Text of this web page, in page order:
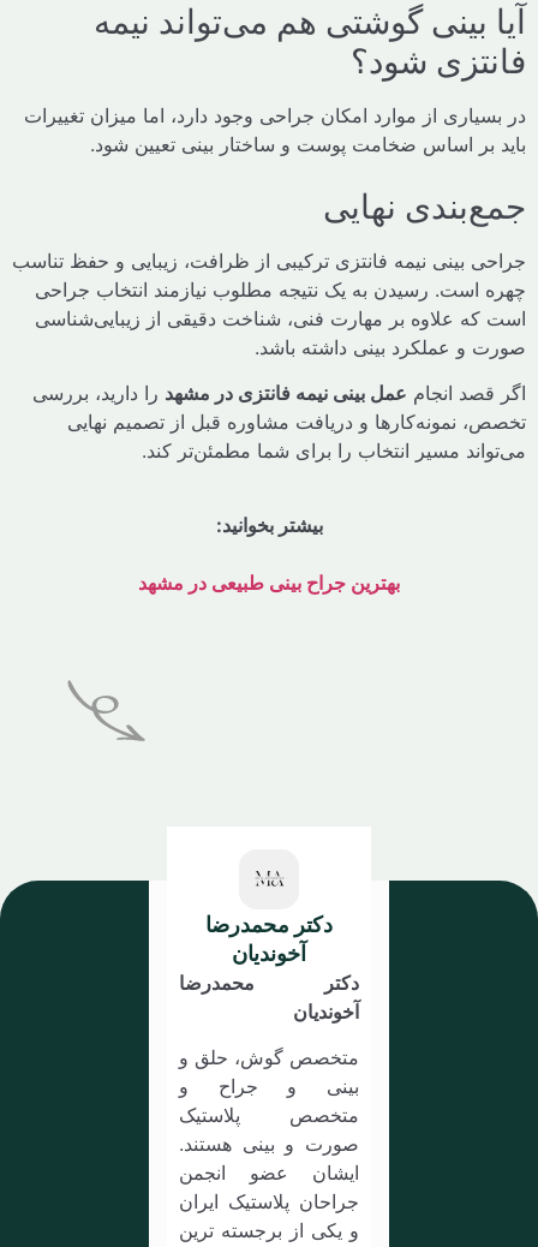
بینی گوشتی هم می‌تواند نیمه
شود؟
از موارد امکان جراحی وجود دارد، اما میزان تغییرات
اساس ضخامت پوست و ساختار بینی تعیین شود.
نهایی
بینی نیمه فانتزی ترکیبی از ظرافت، زیبایی و حفظ تناسب
رسیدن به یک نتیجه مطلوب نیازمند انتخاب جراحی
علاوه بر مهارت فنی، شناخت دقیقی از زیبایی‌شناسی
عملکرد بینی داشته باشد.
انجامعمل بینی نیمه فانتزی در مشهد را دارید، بررسی
نمونه‌کارها و دریافت مشاوره قبل از تصمیم نهایی
مسیر انتخاب را برای شما مطمئن‌تر کند.
بیشتر بخوانید:
بهترین جراح بینی طبیعی در مشهد
دکتر محمدرضا
آخوندیان
دکتر محمدرضا
آخوندیان
متخصص گوش، حلق و
بینی و جراح و
متخصص پلاستیک
صورت و بینی هستند.
ایشان عضو انجمن
جراحان پلاستیک ایران
و یکی از برجسته ترین